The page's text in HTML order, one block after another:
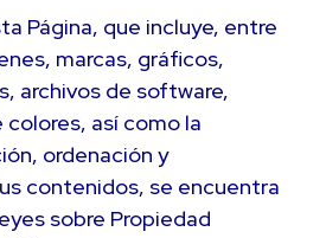
Página, que incluye, entre
marcas, gráficos,
archivos de software,
así como la
ordenación y
contenidos, se encuentra
sobre Propiedad